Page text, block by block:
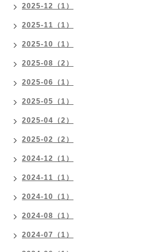
2025-12（1）
2025-11（1）
2025-10（1）
2025-08（2）
2025-06（1）
2025-05（1）
2025-04（2）
2025-02（2）
2024-12（1）
2024-11（1）
2024-10（1）
2024-08（1）
2024-07（1）